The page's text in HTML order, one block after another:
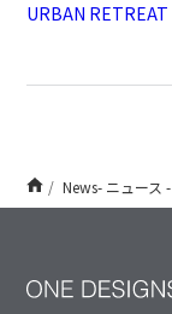
URBAN
News- ニュース -